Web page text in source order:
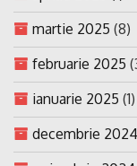
martie 2025 (8)
februarie 2025
ianuarie 2025 (1)
decembrie 2024